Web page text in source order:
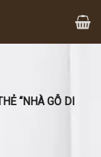
“NHÀ GỖ DI